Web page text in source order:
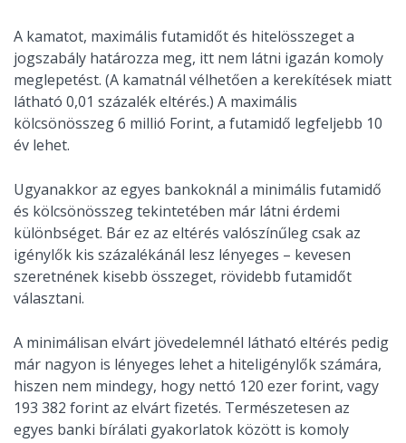
A kamatot, maximális futamidőt és hitelösszeget a
jogszabály határozza meg, itt nem látni igazán komoly
meglepetést. (A kamatnál vélhetően a kerekítések miatt
látható 0,01 százalék eltérés.) A maximális
kölcsönösszeg 6 millió Forint, a futamidő legfeljebb 10
év lehet.
Ugyanakkor az egyes bankoknál a minimális futamidő
és kölcsönösszeg tekintetében már látni érdemi
különbséget. Bár ez az eltérés valószínűleg csak az
igénylők kis százalékánál lesz lényeges – kevesen
szeretnének kisebb összeget, rövidebb futamidőt
választani.
A minimálisan elvárt jövedelemnél látható eltérés pedig
már nagyon is lényeges lehet a hiteligénylők számára,
hiszen nem mindegy, hogy nettó 120 ezer forint, vagy
193 382 forint az elvárt fizetés. Természetesen az
egyes banki bírálati gyakorlatok között is komoly